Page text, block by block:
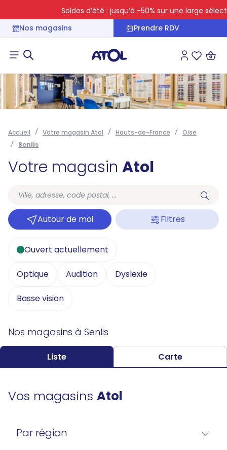
Soldes d’été : jusqu’à -50% sur une large
Nos magasins
Prendre RDV
Connexion
Accueil Votre magasin Atol Hauts-de-France
Oise
Senlis
Votre magasin Atol
Autour de moi Filtres
Ouvert actuellement
Optique Audition Dyslexie
Basse vision
Nos magasins à Senlis
Liste Carte
Vos magasins Atol
Par région